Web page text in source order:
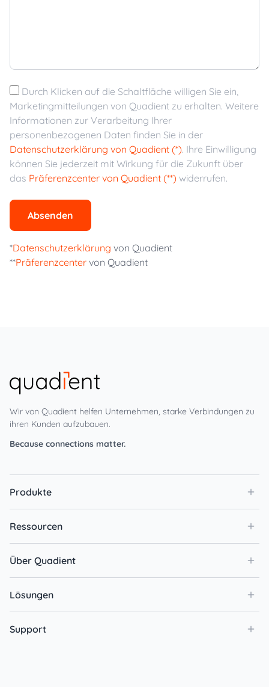
Durch Klicken auf die Schaltfläche willigen Sie ein,
Marketingmitteilungen von Quadient zu erhalten. Weitere
Informationen zur Verarbeitung Ihrer
personenbezogenen Daten finden Sie in der
Datenschutzerklärung von Quadient (*). Ihre Einwilligung
können Sie jederzeit mit Wirkung für die Zukunft über
das Präferenzcenter von Quadient (**) widerrufen.
Absenden
*Datenschutzerklärung von Quadient
**Präferenzcenter von Quadient
Wir von Quadient helfen Unternehmen, starke Verbindungen zu
ihren Kunden aufzubauen.
Because connections matter.
Produkte
Ressourcen
Über Quadient
Lösungen
Support